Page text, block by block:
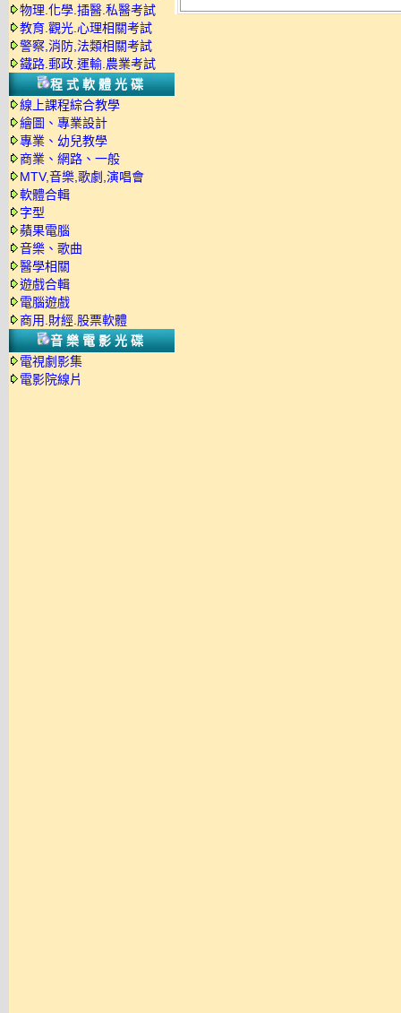
物理.化學.插醫.私醫考試
教育.觀光.心理相關考試
警察,消防,法類相關考試
鐵路.郵政.運輸.農業考試
程式軟體光碟
線上課程綜合教學
繪圖、專業設計
專業、幼兒教學
商業、網路、一般
MTV,音樂,歌劇,演唱會
軟體合輯
字型
蘋果電腦
音樂、歌曲
醫學相關
遊戲合輯
電腦遊戲
商用.財經.股票軟體
音樂電影光碟
電視劇影集
電影院線片